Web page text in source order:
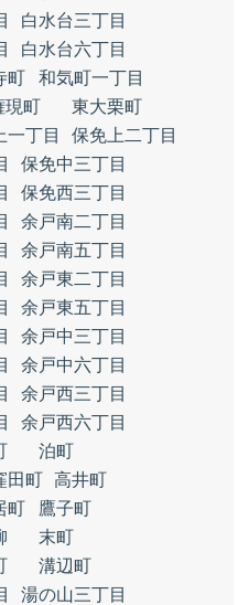
白水台三丁目
白水台六丁目
町
和気町一丁目
現町
東大栗町
一丁目
保免上二丁目
保免中三丁目
保免西三丁目
余戸南二丁目
余戸南五丁目
余戸東二丁目
余戸東五丁目
余戸中三丁目
余戸中六丁目
余戸西三丁目
余戸西六丁目
泊町
田町 高井町
町
鷹子町
末町
溝辺町
湯の山三丁目